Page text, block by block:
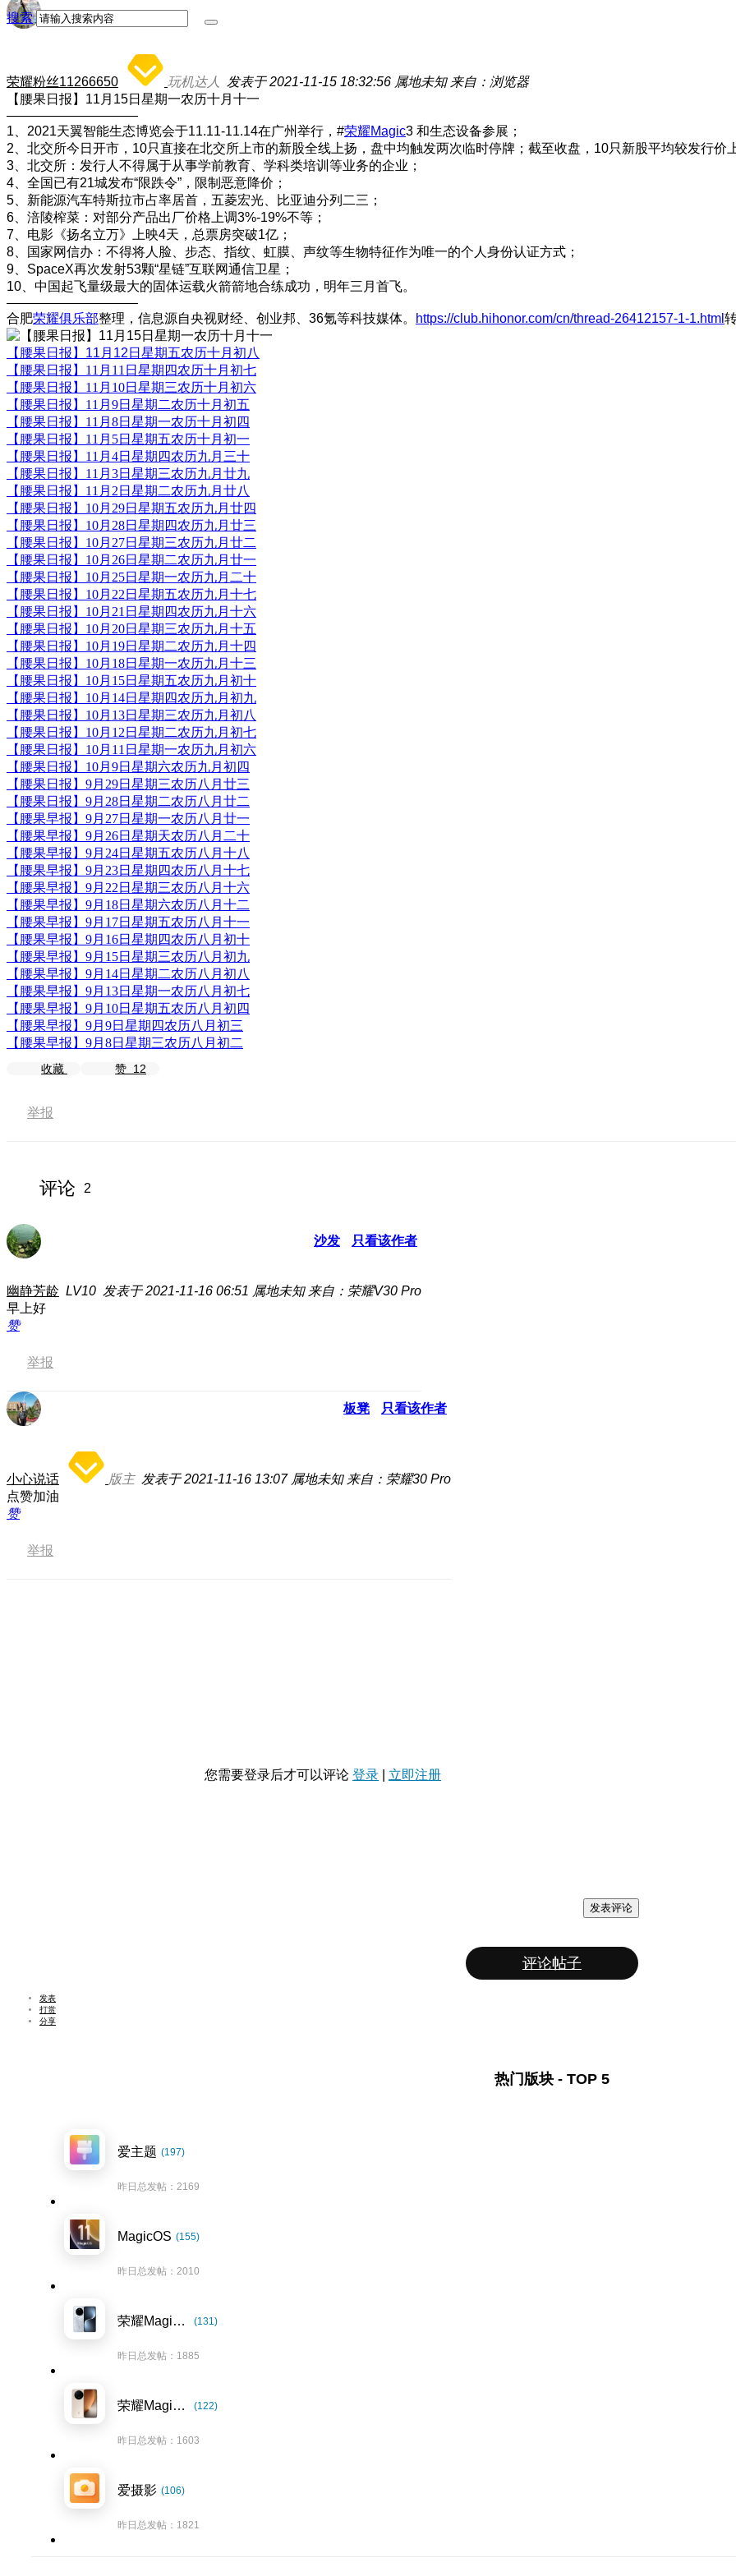
搜索
荣耀粉丝11266650 玩机达人 发表于 2021-11-15 18:32:56 属地未知 来自：浏览器
【腰果日报】11月15日星期一农历十月十一
——————————
1、2021天翼智能生态博览会于11.11-11.14在广州举行，#荣耀Magic3 和生态设备参展；
2、北交所今日开市，10只直接在北交所上市的新股全线上扬，盘中均触发两次临时停牌；截至收盘，10只新股平均较发行价
3、北交所：发行人不得属于从事学前教育、学科类培训等业务的企业；
4、​全国已有21城发布“限跌令”，限制恶意降价；
5、新能源汽车特斯拉市占率居首，五菱宏光、比亚迪分列二三；
6、涪陵榨菜：对部分产品出厂价格上调3%-19%不等；
7、电影《扬名立万》上映4天，总票房突破1亿；
8、国家网信办：不得将人脸、步态、指纹、虹膜、声纹等生物特征作为唯一的个人身份认证方式；
9、SpaceX再次发射53颗“星链”互联网通信卫星；
10、中国起飞量级最大的固体运载火箭箭地合练成功，明年三月首飞。
——————————
合肥荣耀俱乐部整理，信息源自央视财经、创业邦、36氪等科技媒体。 https://club.hihonor.com/cn/thread-26412157-1-1.html
【腰果日报】11月12日星期五农历十月初八
【腰果日报】11月11日星期四农历十月初七
【腰果日报】11月10日星期三农历十月初六
【腰果日报】11月9日星期二农历十月初五
【腰果日报】11月8日星期一农历十月初四
【腰果日报】11月5日星期五农历十月初一
【腰果日报】11月4日星期四农历九月三十
【腰果日报】11月3日星期三农历九月廿九
【腰果日报】11月2日星期二农历九月廿八
【腰果日报】10月29日星期五农历九月廿四
【腰果日报】10月28日星期四农历九月廿三
【腰果日报】10月27日星期三农历九月廿二
【腰果日报】10月26日星期二农历九月廿一
【腰果日报】10月25日星期一农历九月二十
【腰果日报】10月22日星期五农历九月十七
【腰果日报】10月21日星期四农历九月十六
【腰果日报】10月20日星期三农历九月十五
【腰果日报】10月19日星期二农历九月十四
【腰果日报】10月18日星期一农历九月十三
【腰果日报】10月15日星期五农历九月初十
【腰果日报】10月14日星期四农历九月初九
【腰果日报】10月13日星期三农历九月初八
【腰果日报】10月12日星期二农历九月初七
【腰果日报】10月11日星期一农历九月初六
【腰果日报】10月9日星期六农历九月初四
【腰果日报】9月29日星期三农历八月廿三
【腰果日报】9月28日星期二农历八月廿二
【腰果早报】9月27日星期一农历八月廿一
【腰果早报】9月26日星期天农历八月二十
【腰果早报】9月24日星期五农历八月十八
【腰果早报】9月23日星期四农历八月十七
【腰果早报】9月22日星期三农历八月十六
【腰果早报】9月18日星期六农历八月十二
【腰果早报】9月17日星期五农历八月十一
【腰果早报】9月16日星期四农历八月初十
【腰果早报】9月15日星期三农历八月初九
【腰果早报】9月14日星期二农历八月初八
【腰果早报】9月13日星期一农历八月初七
【腰果早报】9月10日星期五农历八月初四
【腰果早报】9月9日星期四农历八月初三
【腰果早报】9月8日星期三农历八月初二
收藏 赞 12
举报
评论 2
沙发 只看该作者
幽静芳龄 LV10 发表于 2021-11-16 06:51 属地未知 来自：荣耀V30 Pro
早上好
赞
举报
板凳 只看该作者
小心说话 版主 发表于 2021-11-16 13:07 属地未知 来自：荣耀30 Pro
点赞加油
赞
举报
您需要登录后才可以评论 登录 立即注册
发表评论
评论帖子
发表
打赏
分享
热门版块 - TOP 5
爱主题 (197)
昨日总发帖：2169
MagicOS (155)
昨日总发帖：2010
荣耀Magic7系列 (131)
昨日总发帖：1885
荣耀Magic8系列 (122)
昨日总发帖：1603
爱摄影 (106)
昨日总发帖：1821